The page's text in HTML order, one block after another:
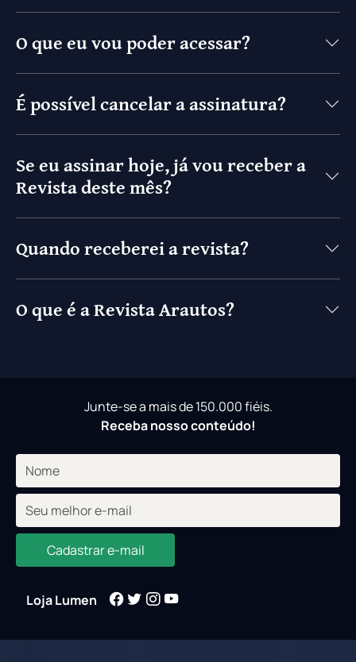
O que eu vou poder acessar?
É possível cancelar a assinatura?
Se eu assinar hoje, já vou receber a
Revista deste mês?
Quando receberei a revista?
O que é a Revista Arautos?
Junte-se a mais de 150.000 fiéis.
Receba nosso conteúdo!
Cadastrar e-mail
Loja Lumen